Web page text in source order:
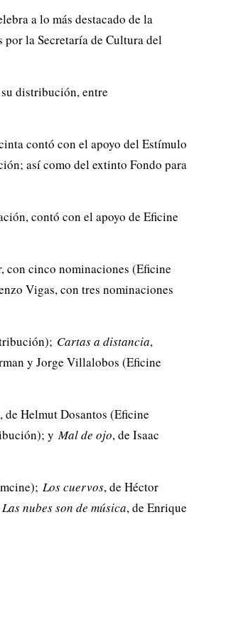
a lo más destacado de la
la Secretaría de Cultura del
distribución, entre
contó con el apoyo del Estímulo
así como del extinto Fondo para
contó con el apoyo de Eficine
con cinco nominaciones (Eficine
Vigas, con tres nominaciones
Cartas a distancia,
y Jorge Villalobos (Eficine
, de Helmut Dosantos (Eficine
yMal de ojo, de Isaac
Los cuervos, de Héctor
Las nubes son de música, de Enrique